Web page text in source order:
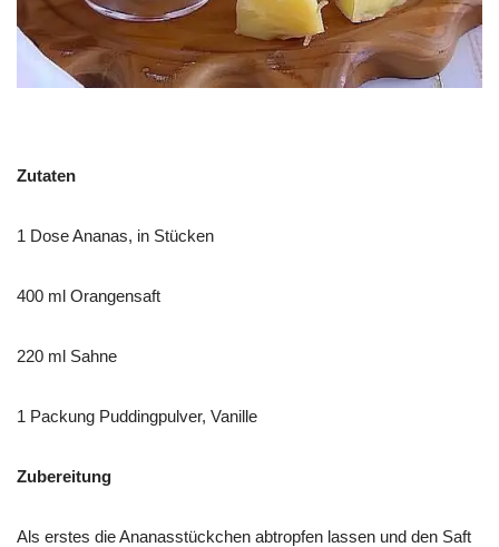
Zutaten
1 Dose Ananas, in Stücken
400 ml Orangensaft
220 ml Sahne
1 Packung Puddingpulver, Vanille
Zubereitung
Als erstes die Ananasstückchen abtropfen lassen und den Saft